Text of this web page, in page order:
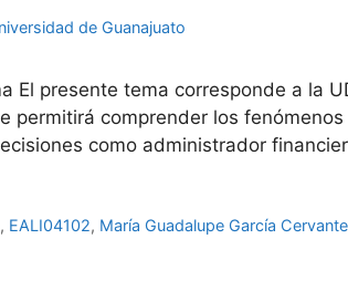
de Guanajuato
El presente tema corresponde a la
permitirá comprender los
como administrador
, EALI04102, María Guadalupe García